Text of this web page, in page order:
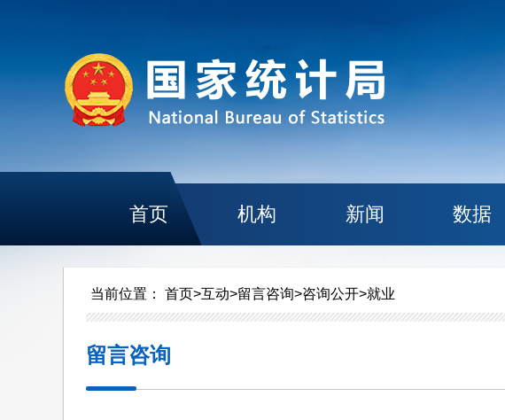
首页 机构 新闻 数据
当前位置： 首页>互动>留言咨询>咨询公开>就业
留言咨询